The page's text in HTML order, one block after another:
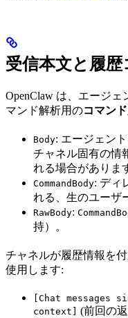
受信本文と履
OpenClaw は、エージェ
マンド解析用のコマン
Body: エージェン
チャネル固有の情
れる場合がありま
CommandBody: ディ
れる、生のユーザ
RawBody:
持）。
チャネルが履歴情報を
使用します:
[Chat
context] (前回の